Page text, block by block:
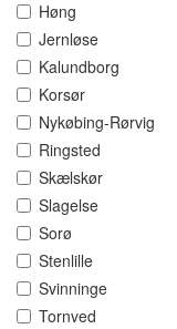
Høng
Jernløse
Kalundborg
Korsør
Nykøbing-Rørvig
Ringsted
Skælskør
Slagelse
Sorø
Stenlille
Svinninge
Tornved